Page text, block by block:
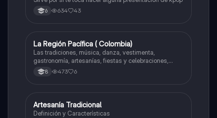
6 634 43
Artes
La Región Pacífica ( Colombia)
Las tradiciones, música, danza, vestimenta,
gastronomía, artesanías, fiestas y celebraciones,
medicina tradicional, ritmos e instrumentos
musicales.
8 473 6
Artes
Artesanía Tradicional
Definición y Características